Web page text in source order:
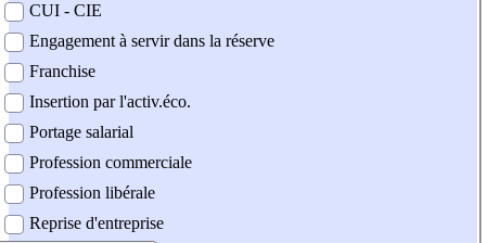
CUI - CIE
Engagement à servir dans la réserve
Franchise
Insertion par l'activ.éco.
Portage salarial
Profession commerciale
Profession libérale
Reprise d'entreprise